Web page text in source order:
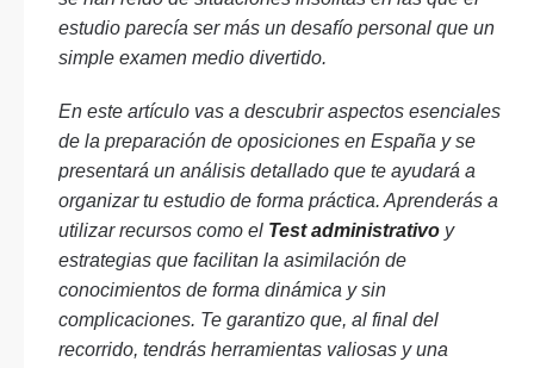
estudio parecía ser más un desafío personal que un
simple examen medio divertido.
En este artículo vas a descubrir aspectos esenciales
de la preparación de oposiciones en España y se
presentará un análisis detallado que te ayudará a
organizar tu estudio de forma práctica. Aprenderás a
utilizar recursos como el Test administrativo y
estrategias que facilitan la asimilación de
conocimientos de forma dinámica y sin
complicaciones. Te garantizo que, al final del
recorrido, tendrás herramientas valiosas y una